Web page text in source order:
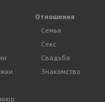
Отношения
Семья
Секс
Свадьба
Знакомство